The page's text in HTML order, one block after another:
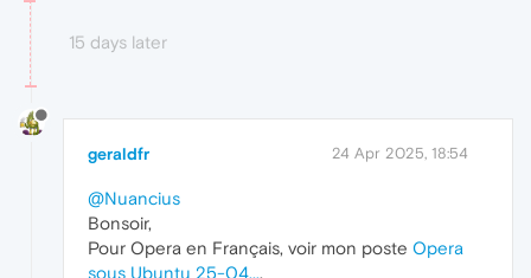
15 days later
geraldfr 24 Apr 2025, 18:54
@Nuancius
Bonsoir,
Pour Opera en Français, voir mon poste Opera
sous Ubuntu 25-04....